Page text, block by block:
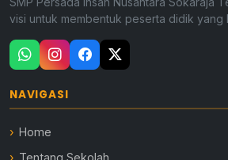
visi untuk membentuk peserta didik yang
NAVIGASI
Home